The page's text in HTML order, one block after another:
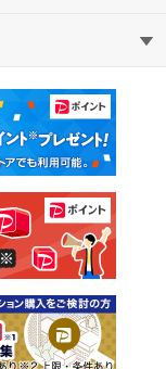
ョン
て
まいの先生